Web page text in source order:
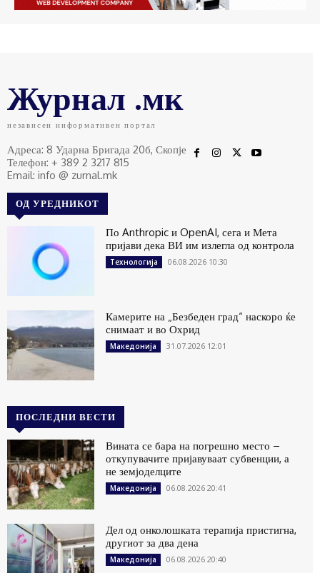
Журнал .мк
независен информативен портал
Адреса: 8 Ударна Бригада 20б, Скопје
Телефон: + 389 2 3217 815
Email: info @ zurnal.mk
ОД УРЕДНИКОТ
По Anthropic и OpenAI, сега и Мета
пријави дека ВИ им излегла од контрола
Технологија 06.08.2026 10:30
Камерите на „Безбеден град“ наскоро ќе
снимаат и во Охрид
Македонија 31.07.2026 12:01
ПОСЛЕДНИ ВЕСТИ
Вината се бара на погрешно место –
откупувачите пријавуваат субвенции, а
не земјоделците
Македонија 06.08.2026 20:41
Дел од онколошката терапија пристигна,
другиот за два дена
Македонија 06.08.2026 20:40